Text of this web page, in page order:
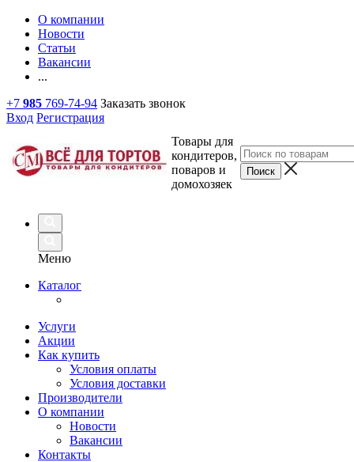
О компании
Новости
Статьи
Вакансии
...
+7 985 769-74-94 Заказать звонок
Вход Регистрация
Товары для
кондитеров,
поваров и
домохозяек
Меню
Каталог
Услуги
Акции
Как купить
Условия оплаты
Условия доставки
Производители
О компании
Новости
Вакансии
Контакты